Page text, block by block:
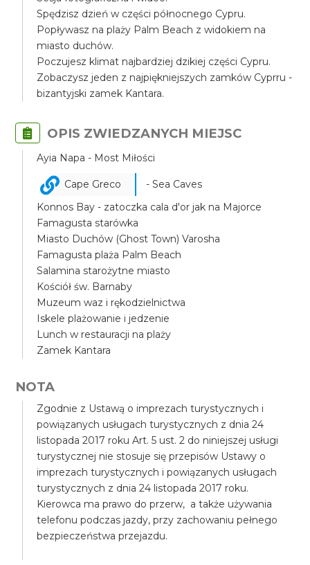
Spędzisz dzień w części północnego Cypru.
Popływasz na plaży Palm Beach z widokiem na
miasto duchów.
Poczujesz klimat najbardziej dzikiej części Cypru.
Zobaczysz jeden z najpiękniejszych zamków Cyprru -
bizantyjski zamek Kantara.
OPIS ZWIEDZANYCH MIEJSC
Ayia Napa - Most Miłości
Cape Greco
- Sea Caves
Konnos Bay - zatoczka cala d'or jak na Majorce
Famagusta starówka
Miasto Duchów (Ghost Town) Varosha
Famagusta plaża Palm Beach
Salamina starożytne miasto
Kościół św. Barnaby
Muzeum waz i rękodzielnictwa
Iskele plażowanie i jedzenie
Lunch w restauracji na plaży
Zamek Kantara
NOTA
Zgodnie z Ustawą o imprezach turystycznych i
powiązanych usługach turystycznych z dnia 24
listopada 2017 roku Art. 5 ust. 2 do niniejszej usługi
turystycznej nie stosuje się przepisów Ustawy o
imprezach turystycznych i powiązanych usługach
turystycznych z dnia 24 listopada 2017 roku.
Kierowca ma prawo do przerw, a także używania
telefonu podczas jazdy, przy zachowaniu pełnego
bezpieczeństwa przejazdu.